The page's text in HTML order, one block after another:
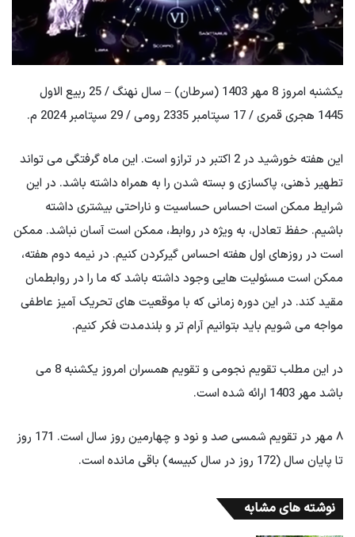
یکشنبه امروز 8 مهر 1403 (سرطان) – سال نهنگ / 25 ربیع الاول
1445 هجری قمری / 17 سپتامبر 2335 رومی / 29 سپتامبر 2024 م.
این هفته خورشید در 2 اکتبر در ترازو است. این ماه گرفتگی می تواند
تطهیر ذهنی، پاکسازی و بسته شدن را به همراه داشته باشد. در این
شرایط ممکن است احساس حساسیت و ناراحتی بیشتری داشته
باشیم. حفظ تعادل، به ویژه در روابط، ممکن است آسان نباشد. ممکن
است در روزهای اول هفته احساس گیرکردن کنیم. در نیمه دوم هفته،
ممکن است مسئولیت هایی وجود داشته باشد که ما را در روابطمان
مقید کند. در این دوره زمانی که با موقعیت های تحریک آمیز عاطفی
مواجه می شویم باید بتوانیم آرام تر و بلندمدت فکر کنیم.
در این مطلب تقویم نجومی و تقویم همسران امروز یکشنبه 8 می
باشد مهر 1403 ارائه شده است.
۸ مهر در تقویم شمسی صد و نود و چهارمین روز سال است. 171 روز
تا پایان سال (172 روز در سال کبیسه) باقی مانده است.
نوشته های مشابه